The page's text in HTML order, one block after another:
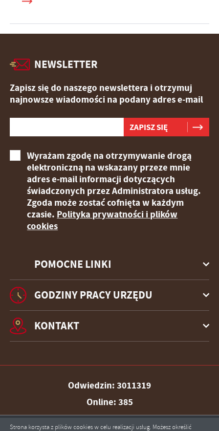
POMOCNE LINKI
NEWSLETTER
Zapisz się do naszego newslettera i otrzymuj
najnowsze wiadomości na podany adres e-mail
Wyrażam zgodę na otrzymywanie drogą
elektroniczną na wskazany przeze mnie
adres e-mail informacji dotyczących
świadczonych przez Administratora usług.
Zgoda może zostać cofnięta w każdym
czasie. Polityka prywatności i plików
cookies
GODZINY PRACY URZĘDU
KONTAKT
Odwiedzin: 3011319
Online: 385
Strona korzysta z plików cookies w celu realizacji usług. Możesz określić